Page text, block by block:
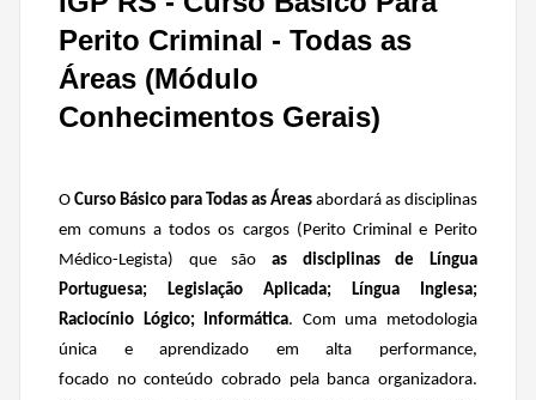
Perito Criminal - Todas as
Áreas (Módulo
Conhecimentos Gerais)
O Curso Básico para Todas as Áreas abordará as disciplinas
em comuns a todos os cargos (Perito Criminal e Perito
Médico-Legista) que são as disciplinas de Língua
Portuguesa; Legislação Aplicada; Língua Inglesa;
Raciocínio Lógico; Informática. Com uma metodologia
única e aprendizado em alta performance,
focado no conteúdo cobrado pela banca organizadora.